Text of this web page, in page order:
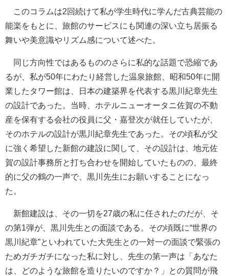
このコラムは2回続けて私が学生時代に学んだ古典芸能の
能楽をもとに、旅館のサービスにも関連の深い立ち居振る
舞いや美意識やリズム感について述べた。
同じ方向性ではあるもののさらに私的な話題で恐縮であ
るが、私が50年にわたり経営した温泉旅館、昭和50年に開
業したタワー館は、日本の建築界を代表する黒川紀章先生
の設計であった。当時、ホテルニューオータニ佐賀の不動
産を保有する会社の役員に父・嘉登次が就任していたが、
そのホテルの設計が黒川紀章先生であった。その頃私が父
に強く希望した新館の建設に関して、その設計は、地元佐
賀の設計事務所と打ち合わせを開始していたものの、最終
的に父の鶴の一声で、黒川先生にお願いすることになっ
た。
新館建設は、その一切を27歳の私に任されたのだが、そ
の第1弾が、黒川先生との面談である。その頃既に“世界の
黒川紀章”といわれていた大先生との一対一の面談で緊張の
ためガチガチになった私に対し、先生の第一声は「あなた
は、どのような旅館を造りたいのですか？」との質問が飛